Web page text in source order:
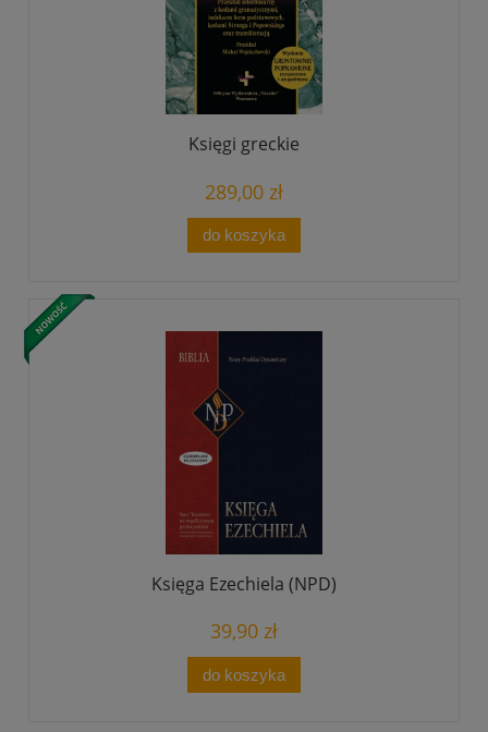
Księgi greckie
289,00 zł
do koszyka
Księga Ezechiela (NPD)
39,90 zł
do koszyka